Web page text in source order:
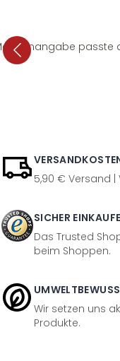
passte
5,90 € Versand |
SICHER
Das Trusted
beim Shoppen.
Wir setzen uns
Produkte.